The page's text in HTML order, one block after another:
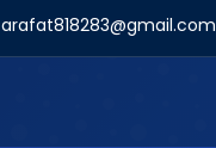
arafat818283@gmail.com